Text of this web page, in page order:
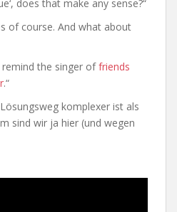
does that make any sense?“
of course. And what about
remind the singer offriends
.“
komplexer ist als
sind wir ja hier (und wegen